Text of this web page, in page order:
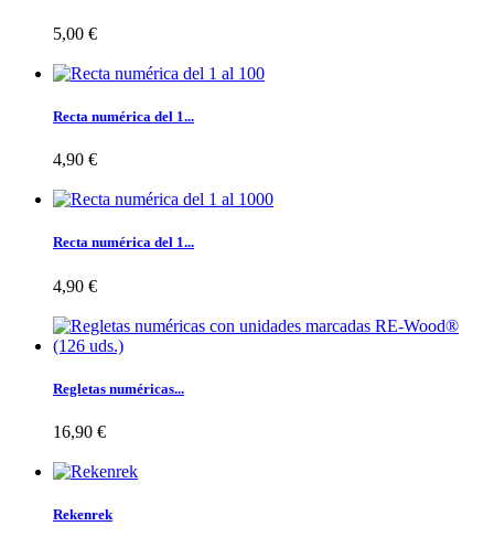
5,00 €
Recta numérica del 1...
4,90 €
Recta numérica del 1...
4,90 €
Regletas numéricas...
16,90 €
Rekenrek